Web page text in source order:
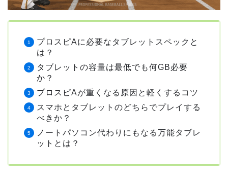
プロスピAに必要なタブレットスペックと
は？
タブレットの容量は最低でも何GB必要
か？
プロスピAが重くなる原因と軽くするコツ
スマホとタブレットのどちらでプレイする
べきか？
ノートパソコン代わりにもなる万能タブレ
ットとは？